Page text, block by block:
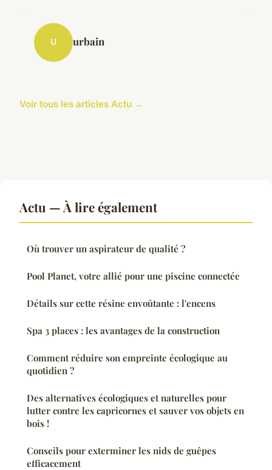
U urbain
Voir tous les articles Actu →
Actu — À lire également
Où trouver un aspirateur de qualité ?
Pool Planet, votre allié pour une piscine connectée
Détails sur cette résine envoûtante : l'encens
Spa 3 places : les avantages de la construction
Comment réduire son empreinte écologique au
quotidien ?
Des alternatives écologiques et naturelles pour
lutter contre les capricornes et sauver vos objets en
bois !
Conseils pour exterminer les nids de guêpes
efficacement